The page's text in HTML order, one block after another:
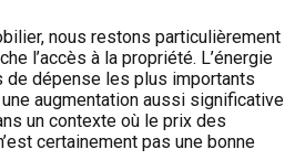
nous restons particulièrement
l’accès à la propriété. L’énergie
dépense les plus importants
augmentation aussi significative
un contexte où le prix des
certainement pas une bonne